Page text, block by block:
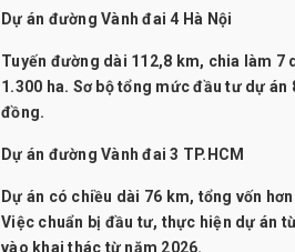
Dự án đường Vành đai 4 Hà Nội
Tuyến đường dài 112,8 km, chia làm 7
1.300 ha. Sơ bộ tổng mức đầu tư dự
đồng.
Dự án đường Vành đai 3 TP.HCM
Dự án có chiều dài 76 km, tổng vốn
Việc chuẩn bị đầu tư, thực hiện dự án
vào khai thác từ năm 2026.